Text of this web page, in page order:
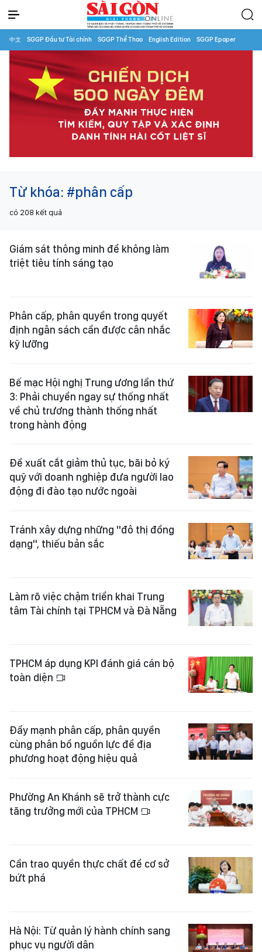
中文 SGGP Đầu tư Tài chính SGGP Thể Thao English Edition SGGP Epaper
Từ khóa: #phân cấp
có 208 kết quả
Giám sát thông minh để không làm
triệt tiêu tính sáng tạo
Phân cấp, phân quyền trong quyết
định ngân sách cần được cân nhắc
kỹ lưỡng
Bế mạc Hội nghị Trung ương lần thứ
3: Phải chuyển ngay sự thống nhất
về chủ trương thành thống nhất
trong hành động
Đề xuất cắt giảm thủ tục, bãi bỏ ký
quỹ với doanh nghiệp đưa người lao
động đi đào tạo nước ngoài
Tránh xây dựng những "đô thị đồng
dạng", thiếu bản sắc
Làm rõ việc chậm triển khai Trung
tâm Tài chính tại TPHCM và Đà Nẵng
TPHCM áp dụng KPI đánh giá cán bộ
toàn diện
Đẩy mạnh phân cấp, phân quyền
cùng phân bổ nguồn lực để địa
phương hoạt động hiệu quả
Phường An Khánh sẽ trở thành cực
tăng trưởng mới của TPHCM
Cần trao quyền thực chất để cơ sở
bứt phá
Hà Nội: Từ quản lý hành chính sang
phục vụ người dân